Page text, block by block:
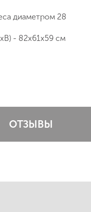
диаметром 28
- 82х61х59 см
ОТЗЫВЫ